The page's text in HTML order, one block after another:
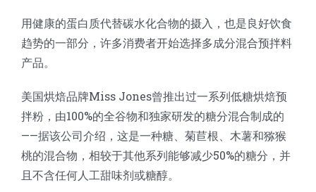
用健康的蛋白质代替碳水化合物的摄入，也是良好饮食
趋势的一部分，许多消费者开始选择多成分混合预拌料
产品。
美国烘焙品牌Miss Jones曾推出过一系列低糖烘焙预
拌粉，由100%的全谷物和独家研发的糖分混合制成的
——据该公司介绍，这是一种糖、菊苣根、木薯和猕猴
桃的混合物，相较于其他系列能够减少50%的糖分，并
且不含任何人工甜味剂或糖醇。